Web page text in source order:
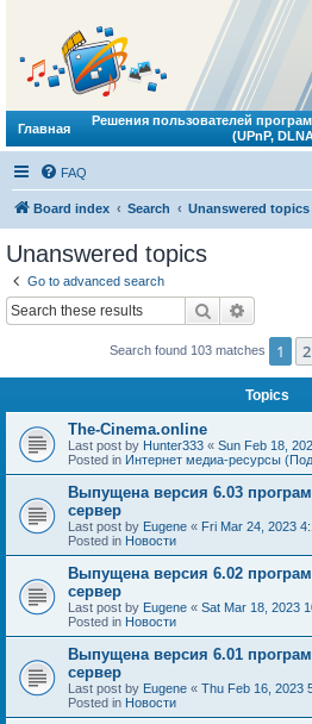
Главная
Решения пользователей
(UPnP,
FAQ
Board index Search Unanswered topics
Unanswered topics
Go to advanced search
Search
Search found 103 matches 1 2
Topics
The-Cinema.online
Last post by Hunter333 « Sun Feb 18,
Posted in Интернет медиа-ресурсы
Выпущена версия 6.03
сервер
Last post by Eugene « Fri Mar 24, 2023
Posted in Новости
Выпущена версия 6.02
сервер
Last post by Eugene « Sat Mar 18, 2023
Posted in Новости
Выпущена версия 6.01
сервер
Last post by Eugene « Thu Feb 16, 2023
Posted in Новости